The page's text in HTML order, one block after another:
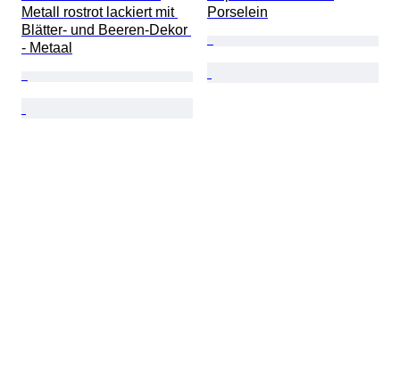
Metall rostrot lackiert mit
Blätter- und Beeren-Dekor
- Metaal
Porselein